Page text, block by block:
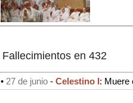
Fallecimientos en 432
• 27 de junio - Celestino I: Muere